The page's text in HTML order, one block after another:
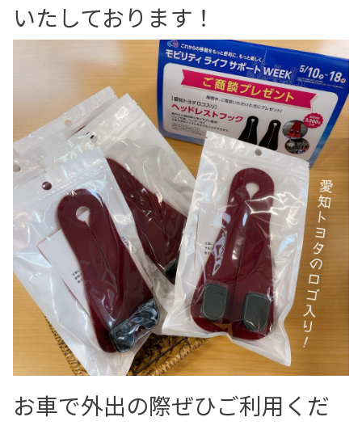
いたしております！
お車で外出の際ぜひご利用くだ